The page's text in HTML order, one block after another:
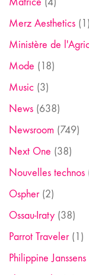
Merz Aesthetics (1)
Ministère de
Mode (18)
Music (3)
News (638)
Newsroom (749)
Next One (38)
Nouvelles technos
Ospher(2)
Ossau-Iraty (38)
Parrot Traveler(1)
Philippine Janssens